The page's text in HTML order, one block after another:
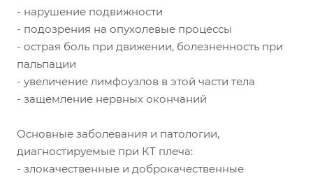
- нарушение подвижности
- подозрения на опухолевые процессы
- острая боль при движении, болезненность при
пальпации
- увеличение лимфоузлов в этой части тела
- защемление нервных окончаний
Основные заболевания и патологии,
диагностируемые при КТ плеча:
- злокачественные и доброкачественные